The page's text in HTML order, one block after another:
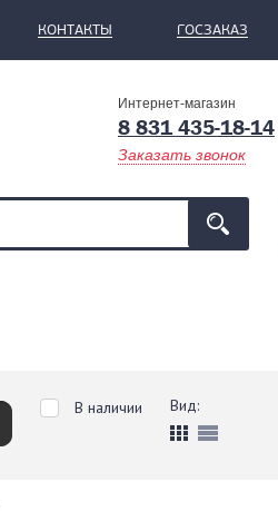
КОНТАКТЫ ГОСЗАКАЗ
Интернет-магазин
8 831 435-18-14
Заказать звонок
В наличии Вид: